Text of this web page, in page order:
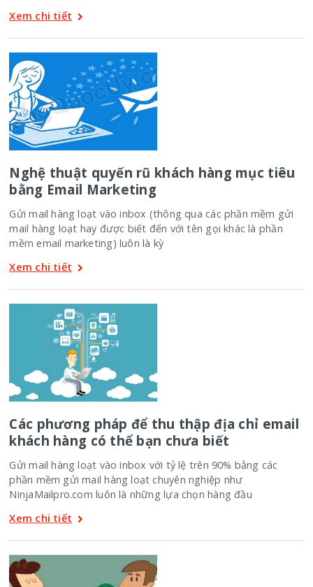
Xem chi tiết
Nghệ thuật quyến rũ khách hàng mục tiêu
bằng Email Marketing
Gửi mail hàng loạt vào inbox (thông qua các phần mềm gửi
mail hàng loạt hay được biết đến với tên gọi khác là phần
mềm email marketing) luôn là kỳ
Xem chi tiết
Các phương pháp để thu thập địa chỉ email
khách hàng có thể bạn chưa biết
Gửi mail hàng loạt vào inbox với tỷ lệ trên 90% bằng các
phần mềm gửi mail hàng loạt chuyên nghiệp như
NinjaMailpro.com luôn là những lựa chọn hàng đầu
Xem chi tiết